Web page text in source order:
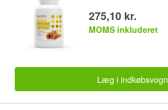
275,10 kr.
MOMS inkluderet
Læg i indkøbsvogn